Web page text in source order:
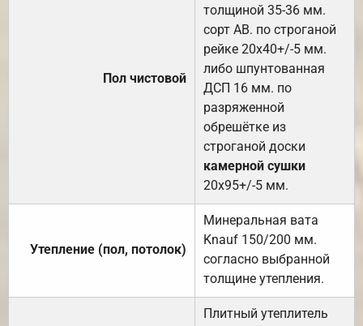
Пол чистовой
толщиной 35-36 мм.
сорт АВ. по строганой
рейке 20х40+/-5 мм.
либо шпунтованная
ДСП 16 мм. по
разряженной
обрешётке из
строганой доски
камерной сушки
20х95+/-5 мм.
Утепление (пол, потолок)
Минеральная вата
Knauf 150/200 мм.
согласно выбранной
толщине утепления.
Плитный утеплитель